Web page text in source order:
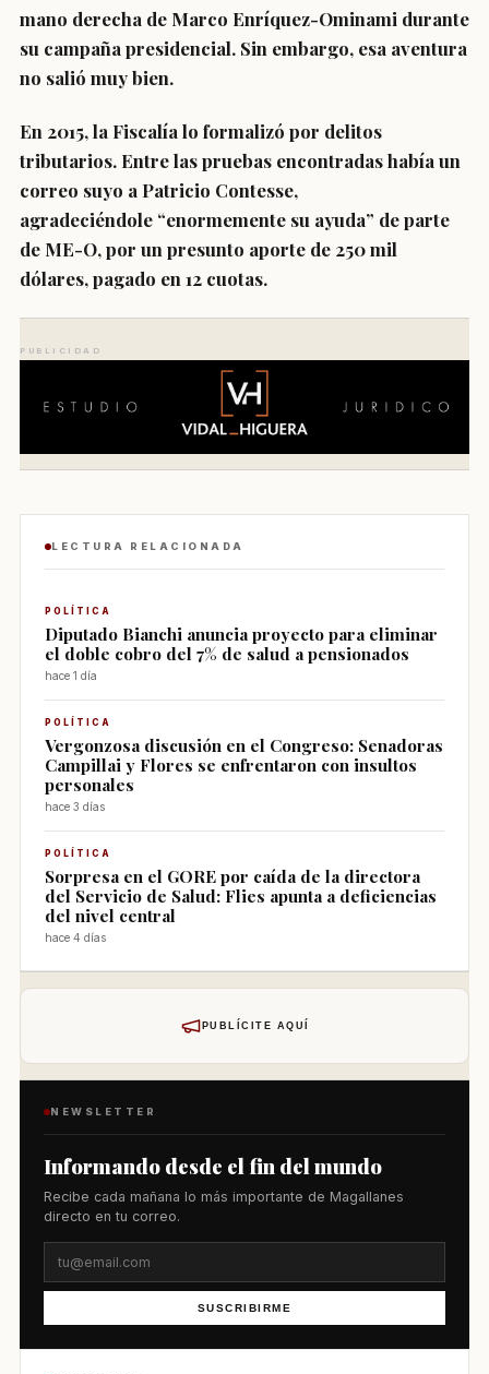
mano derecha de Marco Enríquez-Ominami durante
su campaña presidencial. Sin embargo, esa aventura
no salió muy bien.
En 2015, la Fiscalía lo formalizó por delitos
tributarios. Entre las pruebas encontradas había un
correo suyo a Patricio Contesse,
agradeciéndole “enormemente su ayuda” de parte
de ME-O, por un presunto aporte de 250 mil
dólares, pagado en 12 cuotas.
PUBLICIDAD
LECTURA RELACIONADA
POLÍTICA
Diputado Bianchi anuncia proyecto para eliminar
el doble cobro del 7% de salud a pensionados
hace 1 día
POLÍTICA
Vergonzosa discusión en el Congreso: Senadoras
Campillai y Flores se enfrentaron con insultos
personales
hace 3 días
POLÍTICA
Sorpresa en el GORE por caída de la directora
del Servicio de Salud: Flies apunta a deficiencias
del nivel central
hace 4 días
PUBLÍCITE AQUÍ
NEWSLETTER
Informando desde el fin del mundo
Recibe cada mañana lo más importante de Magallanes
directo en tu correo.
SUSCRIBIRME